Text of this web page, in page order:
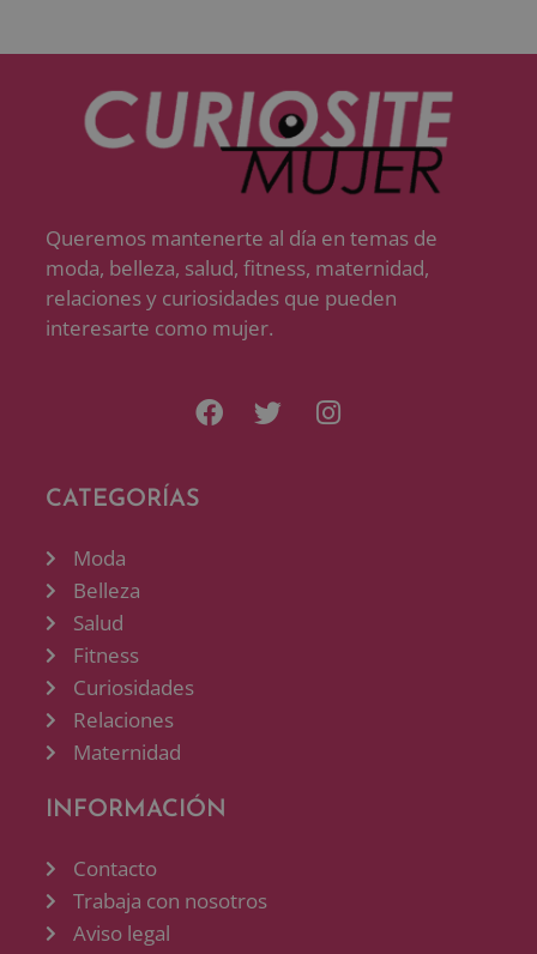
Queremos mantenerte al día en temas de
moda, belleza, salud, fitness, maternidad,
relaciones y curiosidades que pueden
interesarte como mujer.
CATEGORÍAS
Moda
Belleza
Salud
Fitness
Curiosidades
Relaciones
Maternidad
INFORMACIÓN
Contacto
Trabaja con nosotros
Aviso legal